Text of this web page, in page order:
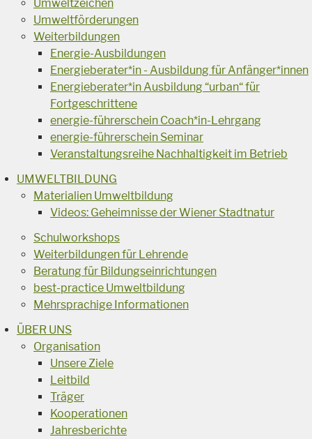
Umweltzeichen
Umweltförderungen
Weiterbildungen
Energie-Ausbildungen
Energieberater*in - Ausbildung für Anfänger*innen
Energieberater*in Ausbildung “urban“ für
Fortgeschrittene
energie-führerschein Coach*in-Lehrgang
energie-führerschein Seminar
Veranstaltungsreihe Nachhaltigkeit im Betrieb
UMWELTBILDUNG
Materialien Umweltbildung
Videos: Geheimnisse der Wiener Stadtnatur
Schulworkshops
Weiterbildungen für Lehrende
Beratung für Bildungseinrichtungen
best-practice Umweltbildung
Mehrsprachige Informationen
ÜBER UNS
Organisation
Unsere Ziele
Leitbild
Träger
Kooperationen
Jahresberichte